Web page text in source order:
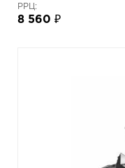
РРЦ:
8 560 ₽